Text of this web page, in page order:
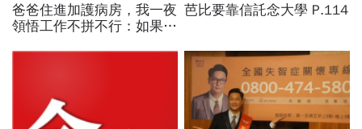
爸爸住進加護病房，我一夜
領悟工作不拼不行：如果父
有什麼意義？
芭比要靠信託念大學 P.114